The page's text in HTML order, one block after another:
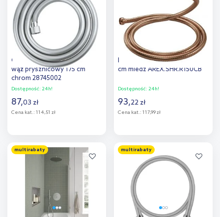
porównania
Grohe Vitalio Flex Comfort
wąż prysznicowy 175 cm
chrom 28745002
Dostępność: 24h!
87,03 zł
Cena kat.: 114,51 zł
Dodaj do
Excellent wąż do baterii 150
cm miedź AREX.SHR.R150CB
Dostępność: 24h!
93,22 zł
Cena kat.: 117,99 zł
Dodaj do
porównania
multirabaty multirabaty